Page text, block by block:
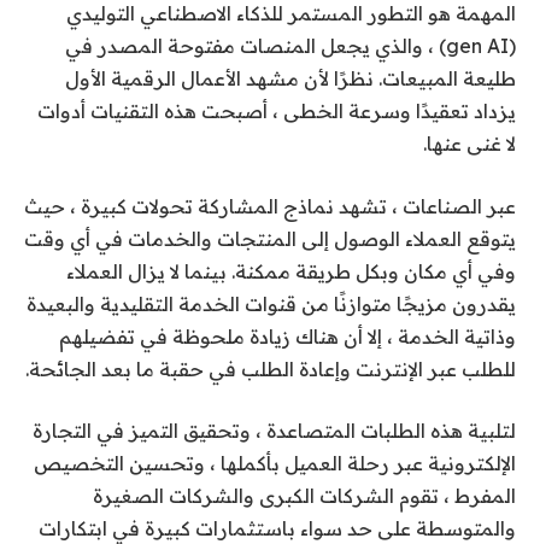
المهمة هو التطور المستمر للذكاء الاصطناعي التوليدي
(gen AI) ، والذي يجعل المنصات مفتوحة المصدر في
طليعة المبيعات. نظرًا لأن مشهد الأعمال الرقمية الأول
يزداد تعقيدًا وسرعة الخطى ، أصبحت هذه التقنيات أدوات
لا غنى عنها.
عبر الصناعات ، تشهد نماذج المشاركة تحولات كبيرة ، حيث
يتوقع العملاء الوصول إلى المنتجات والخدمات في أي وقت
وفي أي مكان وبكل طريقة ممكنة. بينما لا يزال العملاء
يقدرون مزيجًا متوازنًا من قنوات الخدمة التقليدية والبعيدة
وذاتية الخدمة ، إلا أن هناك زيادة ملحوظة في تفضيلهم
للطلب عبر الإنترنت وإعادة الطلب في حقبة ما بعد الجائحة.
لتلبية هذه الطلبات المتصاعدة ، وتحقيق التميز في التجارة
الإلكترونية عبر رحلة العميل بأكملها ، وتحسين التخصيص
المفرط ، تقوم الشركات الكبرى والشركات الصغيرة
والمتوسطة على حد سواء باستثمارات كبيرة في ابتكارات